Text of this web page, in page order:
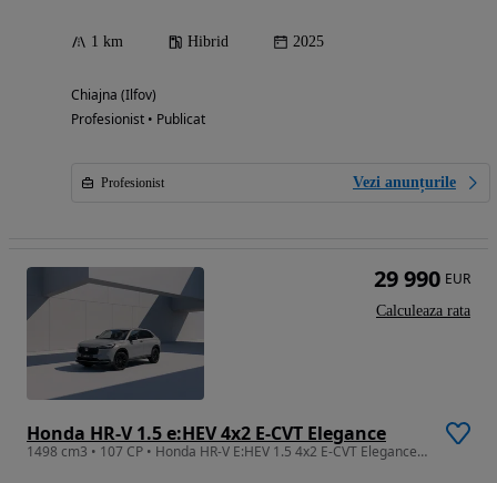
1 km Hibrid 2025
Chiajna (Ilfov)
Profesionist • Publicat
Profesionist Vezi anunțurile
Honda HR-V 1.5 e:HEV 4x2 E-CVT Elegance
1498 cm3 • 107 CP • Honda HR-V E:HEV 1.5 4x2 E-CVT Elegance | 2026
29 990 EUR
Calculeaza rata